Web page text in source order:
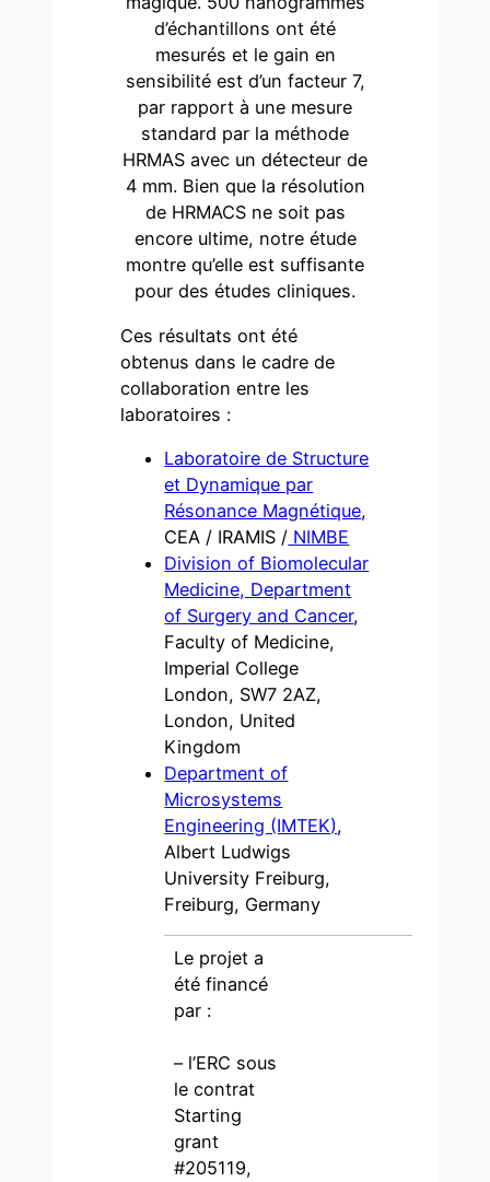
d’échantillons ont été
mesurés et le gain en
sensibilité est d’un facteur 7,
par rapport à une mesure
standard par la méthode
HRMAS avec un détecteur de
4 mm. Bien que la résolution
de HRMACS ne soit pas
encore ultime, notre étude
montre qu’elle est suffisante
pour des études cliniques.
Ces résultats ont été
obtenus dans le cadre de
collaboration entre les
laboratoires :
Laboratoire de Structure
et Dynamique par
Résonance Magnétique,
CEA / IRAMIS / NIMBE
Division of Biomolecular
Medicine, Department
of Surgery and Cancer,
Faculty of Medicine,
Imperial College
London, SW7 2AZ,
London, United
Kingdom
Department of
Microsystems
Engineering (IMTEK),
Albert Ludwigs
University Freiburg,
Freiburg, Germany
Le projet a
été financé
par :
– l’ERC sous
le contrat
Starting
grant
#205119,